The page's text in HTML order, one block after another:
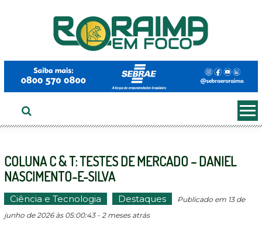
COLUNA C & T: TESTES DE MERCADO – DANIEL
NASCIMENTO-E-SILVA
Ciência e Tecnologia Destaques
Publicado em 13 de
junho de 2026 às 05:00:43 - 2 meses atrás